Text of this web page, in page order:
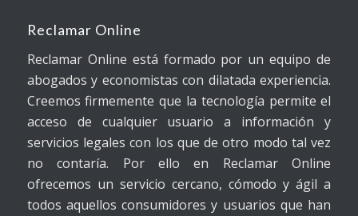
Reclamar Online
Reclamar Online está formado por un equipo de
abogados y economistas con dilatada experiencia.
Creemos firmemente que la tecnología permite el
acceso de cualquier usuario a información y
servicios legales con los que de otro modo tal vez
no contaría. Por ello en Reclamar Online
ofrecemos un servicio cercano, cómodo y ágil a
todos aquellos consumidores y usuarios que han